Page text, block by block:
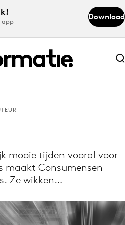
app
Download
Abonneer nu
Abonneer nu
de app
via de Adformatie
app
mooie tijden vooral voor
maakt Consumensen
Ze wikken…